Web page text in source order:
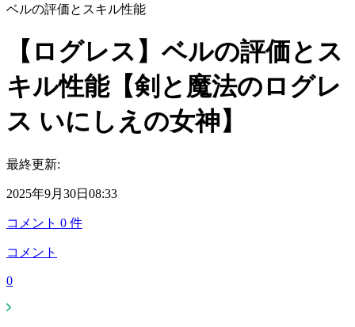
ベルの評価とスキル性能
【ログレス】ベルの評価とス
キル性能【剣と魔法のログレ
ス いにしえの女神】
最終更新:
2025年9月30日08:33
コメント 0 件
コメント
0